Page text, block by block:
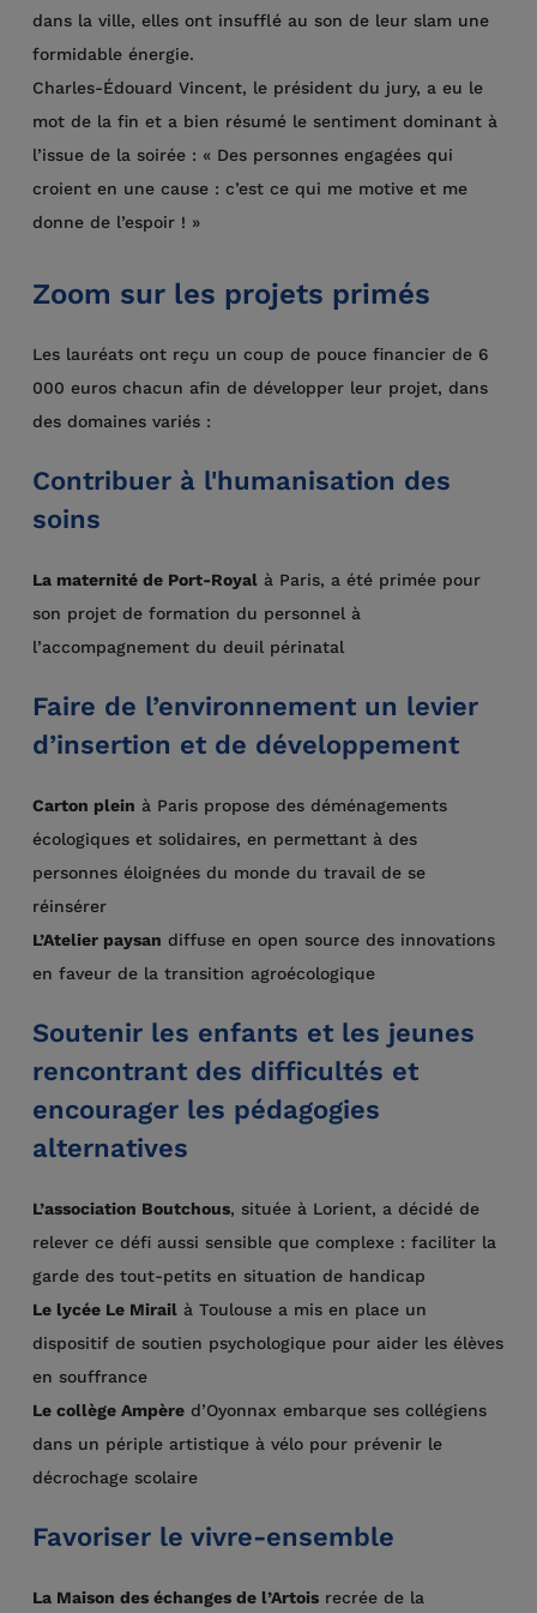
dans la ville, elles ont insufflé au son de leur slam une
formidable énergie.
Charles-Édouard Vincent, le président du jury, a eu le
mot de la fin et a bien résumé le sentiment dominant à
l’issue de la soirée : « Des personnes engagées qui
croient en une cause : c’est ce qui me motive et me
donne de l’espoir ! »
Zoom sur les projets primés
Les lauréats ont reçu un coup de pouce financier de 6
000 euros chacun afin de développer leur projet, dans
des domaines variés :
Contribuer à l'humanisation des
soins
La maternité de Port-Royal à Paris, a été primée pour
son projet de formation du personnel à
l’accompagnement du deuil périnatal
Faire de l’environnement un levier
d’insertion et de développement
Carton plein à Paris propose des déménagements
écologiques et solidaires, en permettant à des
personnes éloignées du monde du travail de se
réinsérer
L’Atelier paysan diffuse en open source des innovations
en faveur de la transition agroécologique
Soutenir les enfants et les jeunes
rencontrant des difficultés et
encourager les pédagogies
alternatives
L’association Boutchous, située à Lorient, a décidé de
relever ce défi aussi sensible que complexe : faciliter la
garde des tout-petits en situation de handicap
Le lycée Le Mirail à Toulouse a mis en place un
dispositif de soutien psychologique pour aider les élèves
en souffrance
Le collège Ampère d’Oyonnax embarque ses collégiens
dans un périple artistique à vélo pour prévenir le
décrochage scolaire
Favoriser le vivre-ensemble
La Maison des échanges de l’Artois recrée de la